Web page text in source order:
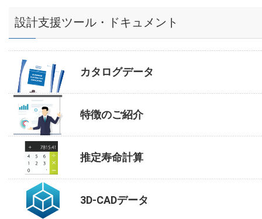
設計支援ツール・ドキュメント
カタログデータ
特徴のご紹介
推定寿命計算
3D-CADデータ